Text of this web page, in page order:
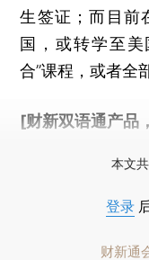
生签证；而目前
国，或转学至
合”课程，或者全
[财新双语通产品
本文
登录
财新通